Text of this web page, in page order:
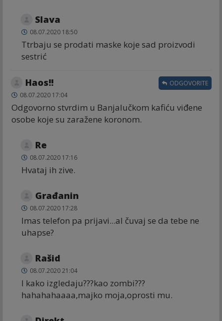
Slava
08.07.2020 18:50
Ttrbaju se prodati maske koje sad proizvodi
sestrić
Haos!!
08.07.2020 17:04
Odgovorno stvrdim u Banjalučkom kafiću viđene
osobe koje su zaražene koronom.
ODGOVORITE
Re
08.07.2020 17:16
Hvataj ih zive.
Građanin
08.07.2020 17:28
Imas telefon pa prijavi...al čuvaj se da tebe ne
uhapse?
Rašid
08.07.2020 21:04
I kako izgledaju???kao zombi???
hahahahaaaa,majko moja,oprosti mu.